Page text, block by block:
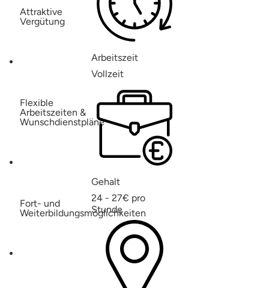
Attraktive
Vergütung
Flexible
Arbeitszeiten &
Wunschdienstpläne
Fort- und
Weiterbildungsmöglichkeiten
Arbeitszeit
Vollzeit
Gehalt
24 - 27€ pro
Stunde